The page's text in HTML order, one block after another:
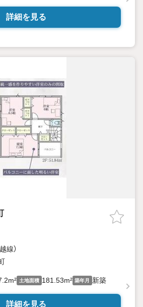
詳細を見る
線）
土地面積 181.53m² 築年月 新築
詳細を見る